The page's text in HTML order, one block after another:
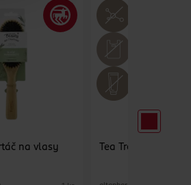
na vlasy Tea Tree olej